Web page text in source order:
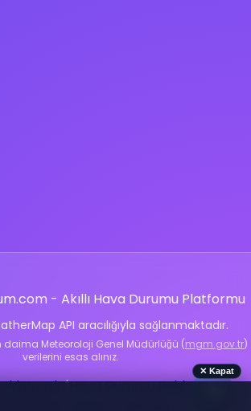
- Akıllı Hava Durumu Platformu
API aracılığıyla sağlanmaktadır.
Meteoroloji Genel Müdürlüğü (mgm.gov.tr)
verilerini esas alınız.
|Hava Durumu Rehberi|
✕ Kapat